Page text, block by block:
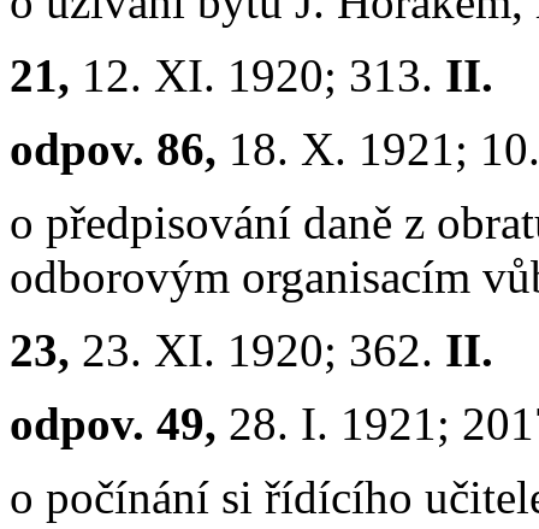
21, 12. XI. 1920; 313. II.
odpov. 86, 18. X. 1921;
o předpisování daně z
odborovým organisacím
23, 23. XI. 1920; 362. II.
odpov. 49, 28. I. 1921;
o počínání si řídícího